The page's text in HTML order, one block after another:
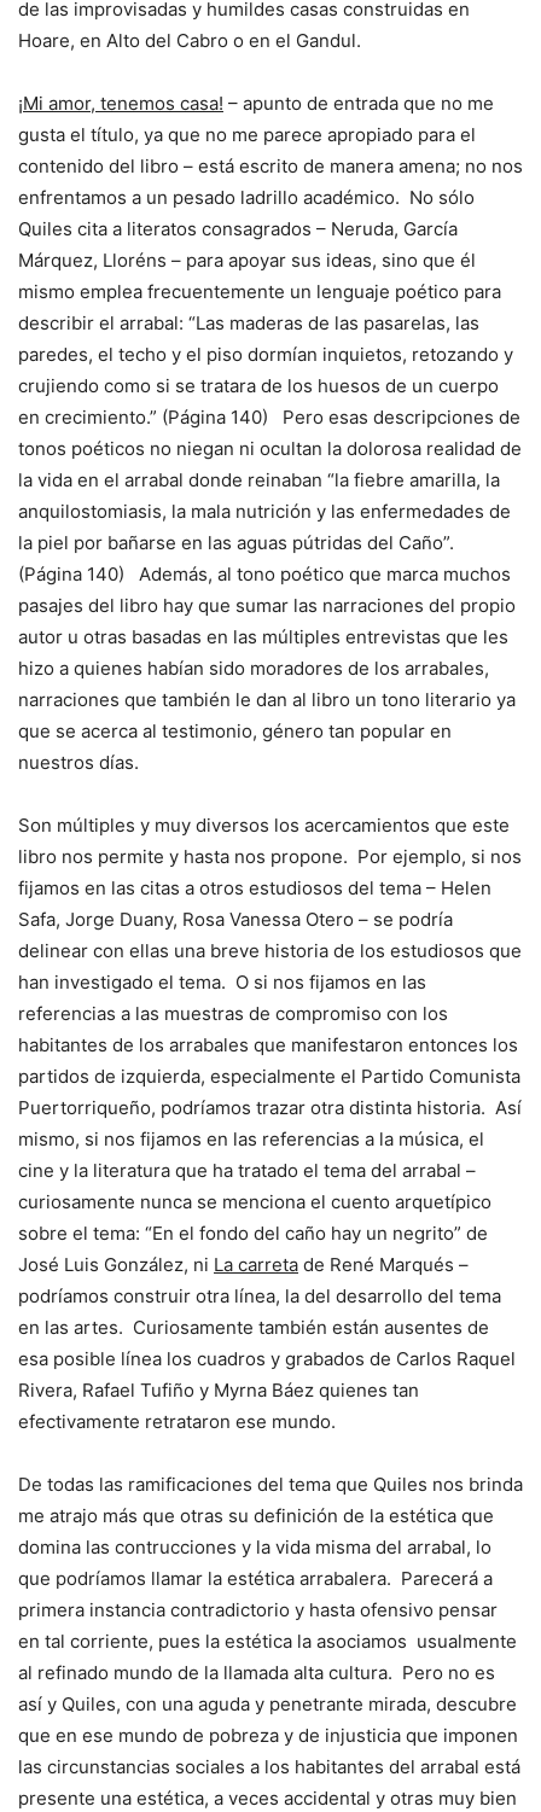
de las improvisadas y humildes casas construidas en
Hoare, en Alto del Cabro o en el Gandul.
¡Mi amor, tenemos casa! – apunto de entrada que no me
gusta el título, ya que no me parece apropiado para el
contenido del libro – está escrito de manera amena; no nos
enfrentamos a un pesado ladrillo académico. No sólo
Quiles cita a literatos consagrados – Neruda, García
Márquez, Lloréns – para apoyar sus ideas, sino que él
mismo emplea frecuentemente un lenguaje poético para
describir el arrabal: “Las maderas de las pasarelas, las
paredes, el techo y el piso dormían inquietos, retozando y
crujiendo como si se tratara de los huesos de un cuerpo
en crecimiento.” (Página 140) Pero esas descripciones de
tonos poéticos no niegan ni ocultan la dolorosa realidad de
la vida en el arrabal donde reinaban “la fiebre amarilla, la
anquilostomiasis, la mala nutrición y las enfermedades de
la piel por bañarse en las aguas pútridas del Caño”.
(Página 140) Además, al tono poético que marca muchos
pasajes del libro hay que sumar las narraciones del propio
autor u otras basadas en las múltiples entrevistas que les
hizo a quienes habían sido moradores de los arrabales,
narraciones que también le dan al libro un tono literario ya
que se acerca al testimonio, género tan popular en
nuestros días.
Son múltiples y muy diversos los acercamientos que este
libro nos permite y hasta nos propone. Por ejemplo, si nos
fijamos en las citas a otros estudiosos del tema – Helen
Safa, Jorge Duany, Rosa Vanessa Otero – se podría
delinear con ellas una breve historia de los estudiosos que
han investigado el tema. O si nos fijamos en las
referencias a las muestras de compromiso con los
habitantes de los arrabales que manifestaron entonces los
partidos de izquierda, especialmente el Partido Comunista
Puertorriqueño, podríamos trazar otra distinta historia. Así
mismo, si nos fijamos en las referencias a la música, el
cine y la literatura que ha tratado el tema del arrabal –
curiosamente nunca se menciona el cuento arquetípico
sobre el tema: “En el fondo del caño hay un negrito” de
José Luis González, ni La carreta de René Marqués –
podríamos construir otra línea, la del desarrollo del tema
en las artes. Curiosamente también están ausentes de
esa posible línea los cuadros y grabados de Carlos Raquel
Rivera, Rafael Tufiño y Myrna Báez quienes tan
efectivamente retrataron ese mundo.
De todas las ramificaciones del tema que Quiles nos brinda
me atrajo más que otras su definición de la estética que
domina las contrucciones y la vida misma del arrabal, lo
que podríamos llamar la estética arrabalera. Parecerá a
primera instancia contradictorio y hasta ofensivo pensar
en tal corriente, pues la estética la asociamos usualmente
al refinado mundo de la llamada alta cultura. Pero no es
así y Quiles, con una aguda y penetrante mirada, descubre
que en ese mundo de pobreza y de injusticia que imponen
las circunstancias sociales a los habitantes del arrabal está
presente una estética, a veces accidental y otras muy bien